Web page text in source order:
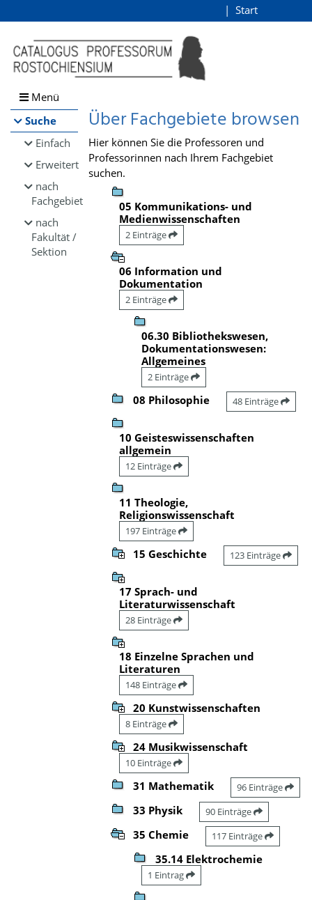
Browsen
direkt zum Inhalt
Start
Menü
Suche
Einfach
Erweitert
nach
Fachgebiet
nach
Fakultät /
Sektion
Über Fachgebiete browsen
Hier können Sie die Professoren und
Professorinnen nach Ihrem Fachgebiet
suchen.
05 Kommunikations- und
Medienwissenschaften
2 Einträge
06 Information und
Dokumentation
2 Einträge
06.30 Bibliothekswesen,
Dokumentationswesen:
Allgemeines
2 Einträge
08 Philosophie 48 Einträge
10 Geisteswissenschaften
allgemein
12 Einträge
11 Theologie,
Religionswissenschaft
197 Einträge
15 Geschichte 123 Einträge
17 Sprach- und
Literaturwissenschaft
28 Einträge
18 Einzelne Sprachen und
Literaturen
148 Einträge
20 Kunstwissenschaften
8 Einträge
24 Musikwissenschaft
10 Einträge
31 Mathematik 96 Einträge
33 Physik 90 Einträge
35 Chemie 117 Einträge
35.14 Elektrochemie
1 Eintrag